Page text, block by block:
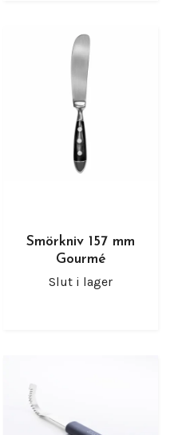
Smörkniv 157 mm
Gourmé
Slut i lager